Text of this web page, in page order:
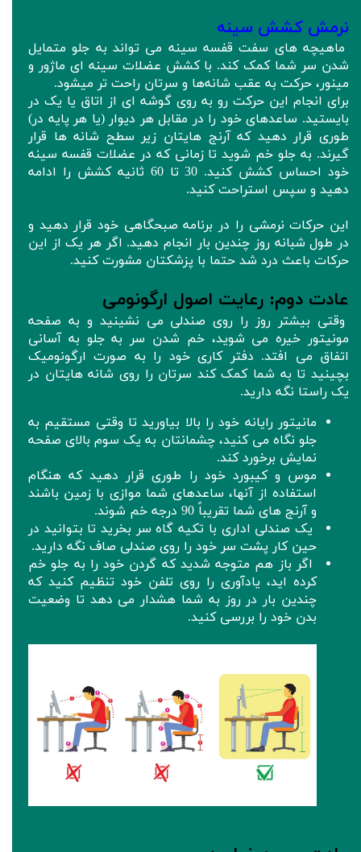
نرمش کشش سینه
ماهیچه های سفت قفسه سینه می تواند به جلو متمایل
شدن سر شما کمک کند. با کشش عضلات سینه ای ماژور و
مینور، حرکت به عقب شانه‌ها و سرتان راحت تر میشود.
برای انجام این حرکت رو به روی گوشه ای از اتاق یا یک در
بایستید. ساعدهای خود را در مقابل هر دیوار (یا هر پایه در)
طوری قرار دهید که آرنج هایتان زیر سطح شانه ها قرار
گیرند. به جلو خم شوید تا زمانی که در عضلات قفسه سینه
خود احساس کشش کنید. 30 تا 60 ثانیه کشش را ادامه
دهید و سپس استراحت کنید.
این حرکات نرمشی را در برنامه صبحگاهی خود قرار دهید و
در طول شبانه روز چندین بار انجام دهید. اگر هر یک از این
حرکات باعث درد شد حتما با پزشکتان مشورت کنید.
عادت دوم: رعایت اصول ارگونومی
وقتی بیشتر روز را روی صندلی می نشینید و به صفحه
مونیتور خیره می شوید، خم شدن سر به جلو به آسانی
اتفاق می افتد. دفتر کاری خود را به صورت ارگونومیک
بچینید تا به شما کمک کند سرتان را روی شانه هایتان در
یک راستا نگه دارید.
مانیتور رایانه خود را بالا بیاورید تا وقتی مستقیم به
جلو نگاه می کنید، چشمانتان به یک سوم بالای صفحه
نمایش برخورد کند.
موس و کیبورد خود را طوری قرار دهید که هنگام
استفاده از آنها، ساعدهای شما موازی با زمین باشند
و آرنج های شما تقریباً 90 درجه خم شوند.
یک صندلی اداری با تکیه گاه سر بخرید تا بتوانید در
حین کار پشت سر خود را روی صندلی صاف نگه دارید.
اگر باز هم متوجه شدید که گردن خود را به جلو خم
کرده اید، یادآوری را روی تلفن خود تنظیم کنید که
چندین بار در روز به شما هشدار می دهد تا وضعیت
بدن خود را بررسی کنید.